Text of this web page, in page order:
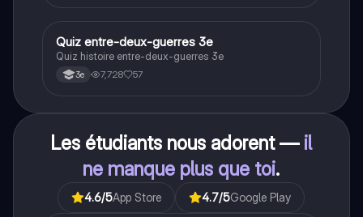
QHistoire
Quiz entre-deux-guerres 3e
Quiz histoire entre-deux-guerres 3e
3e 7,728 57
Les étudiants nous adorent — il
ne manque plus que toi.
4.6/5App Store 4.7/5Google Play